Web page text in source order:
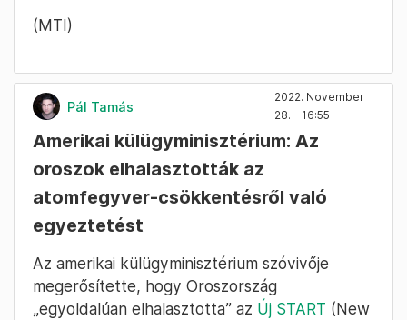
(MTI)
Pál Tamás
2022. November
28. – 16:55
Amerikai külügyminisztérium: Az
oroszok elhalasztották az
atomfegyver-csökkentésről való
egyeztetést
Az amerikai külügyminisztérium szóvivője
megerősítette, hogy Oroszország
„egyoldalúan elhalasztotta” az Új START (New